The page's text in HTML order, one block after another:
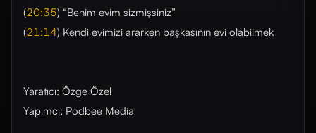
(20:35) “Benim evim sizmişsiniz”
(21:14) Kendi evimizi ararken başkasının evi olabilmek
Yaratıcı: Özge Özel
Yapımcı: Podbee Media